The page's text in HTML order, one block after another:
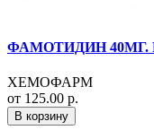
ФАМОТИДИН 40МГ.
ХЕМОФАРМ
от 125.00 р.
В корзину